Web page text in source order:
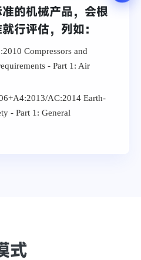
的机械产品，会根
行评估，列如：
Compressors and
- Part 1: Air
AC:2014 Earth-
- Part 1: General
式